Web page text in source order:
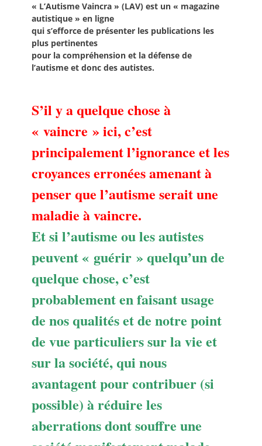
« L’Autisme Vaincra » (LAV) est un « magazine
autistique » en ligne
qui s’efforce de présenter les publications les
plus pertinentes
pour la compréhension et la défense de
l’autisme et donc des autistes.
S’il y a quelque chose à
« vaincre » ici, c’est
principalement l’ignorance et les
croyances erronées amenant à
penser que l’autisme serait une
maladie à vaincre.
Et si l’autisme ou les autistes
peuvent « guérir » quelqu’un de
quelque chose, c’est
probablement en faisant usage
de nos qualités et de notre point
de vue particuliers sur la vie et
sur la société, qui nous
avantagent pour contribuer (si
possible) à réduire les
aberrations dont souffre une